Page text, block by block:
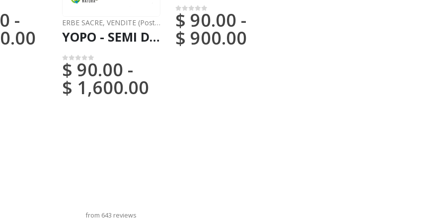
nazionale)
- ERBE SACRE, VENDITE (Posta nazionale)
YOPO - SEMI DI VILCA / 200gr a 1kg - (Anadenanthera Peregrina) 100% Puro Naturale e Biologico
0su 5
$ 90.00 -
$ 1,600.00
0su 5
$ 90.00 -
$ 900.00
from 643 reviews